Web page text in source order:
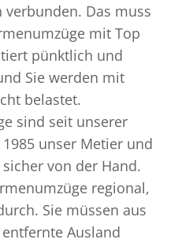
Das muss
mit Top
pünktlich und
Sie werden mit
belastet.
sind seit unserer
unser Metier und
von der Hand.
regional,
Sie müssen aus
Ausland